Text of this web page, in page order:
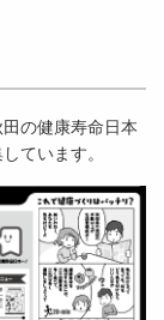
の健康寿命日本
ています。